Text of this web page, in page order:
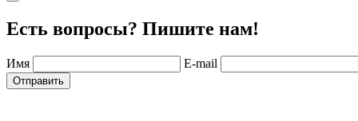
Есть вопросы? Пишите нам!
Имя E-mail